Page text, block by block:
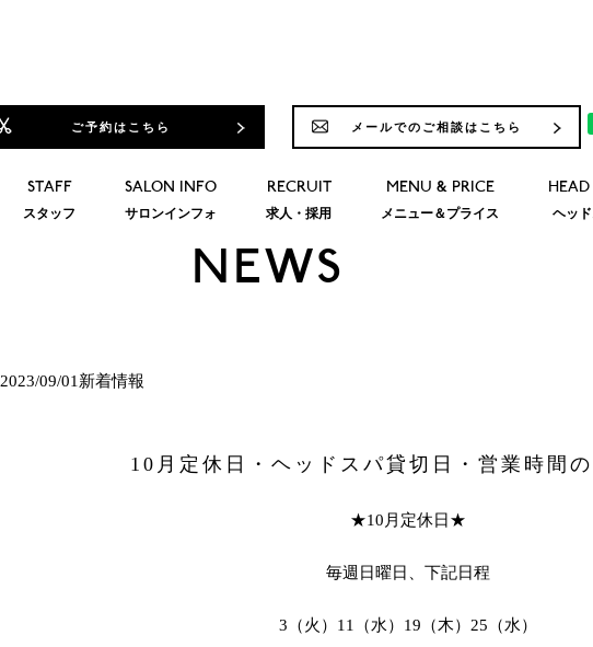
ご予約はこちら メールでのご相談はこちら
STAFF
スタッフ
SALON INFO
サロンインフォ
RECRUIT
求人・採用
MENU & PRICE
メニュー＆プライス
HEAD
ヘッ
NEWS
2023/09/01新着情報
10月定休日・ヘッドスパ貸切日・営業時間
★10月定休日★
毎週日曜日、下記日程
3（火）11（水）19（木）25（水）